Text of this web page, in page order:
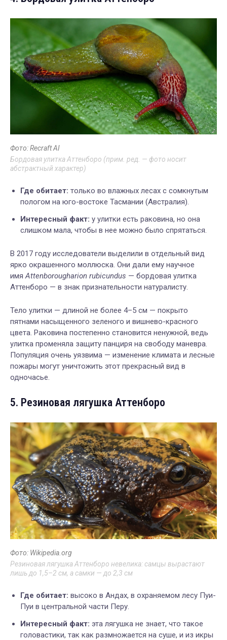
Фото: Recraft AI
Бордовая улитка Аттенборо (прим. ред. — фото носит
абстрактный характер)
Где обитает: только во влажных лесах с сомкнутым
пологом на юго-востоке Тасмании (Австралия).
Интересный факт: у улитки есть раковина, но она
слишком мала, чтобы в нее можно было спрятаться.
В 2017 году исследователи выделили в отдельный вид
ярко окрашенного моллюска. Они дали ему научное
имяAttenborougharion rubicundus — бордовая улитка
Аттенборо — в знак признательности натуралисту.
Тело улитки — длиной не более 4–5 см — покрыто
пятнами насыщенного зеленого и вишнево-красного
цвета. Раковина постепенно становится ненужной, ведь
улитка променяла защиту панциря на свободу маневра.
Популяция очень уязвима — изменение климата и лесные
пожары могут уничтожить этот прекрасный вид в
одночасье.
5. Резиновая лягушка Аттенборо
Фото: Wikipedia.org
Резиновая лягушка Аттенборо невелика: самцы вырастают
лишь до 1,5–2 см, а самки — до 2,3 см
Где обитает: высоко в Андах, в охраняемом лесу Пуи-
Пуи в центральной части Перу.
Интересный факт: эта лягушка не знает, что такое
головастики, так как размножается на суше, и из икры